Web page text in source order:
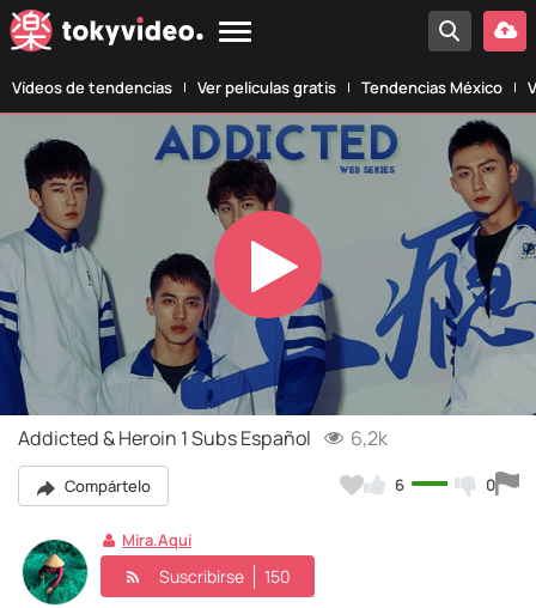
Vídeos de tendencias Ver películas gratis Tendencias México
Play
Video
Addicted & Heroin 1 Subs Español 6,2k
Compártelo 6 0
Mira.aqui
Suscribirse 150